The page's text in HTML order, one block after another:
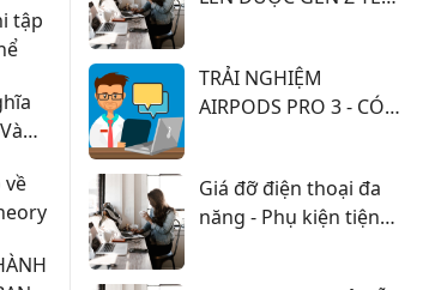
tập
TRẢI NGHIỆM
AIRPODS PRO 3 - CÓ
Giá đỡ điện thoại đa
năng - Phụ kiện tiện